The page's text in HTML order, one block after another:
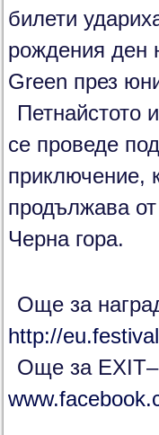
билети
рождения ден
Green през
Петнайстото
се проведе
приключение,
продължава
Черна гора.
Още за
http://
Още за